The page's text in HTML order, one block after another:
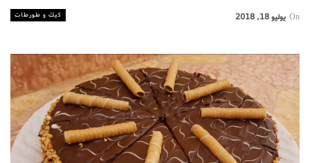
كيك و طورطات On يوليو 18, 2018